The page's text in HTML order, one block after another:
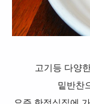
고기등 다양
밑반찬